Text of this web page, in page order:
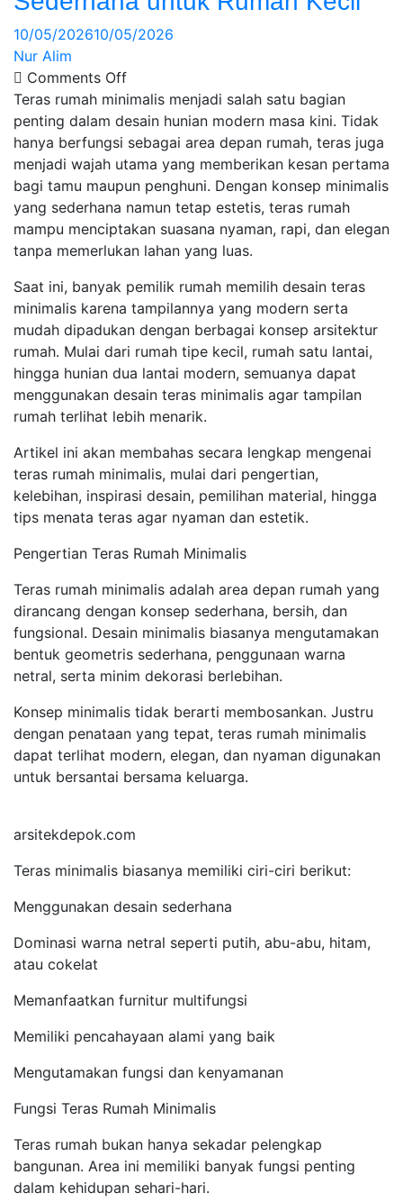
10/05/202610/05/2026
Nur Alim
Comments Off
Teras rumah minimalis menjadi salah satu bagian
penting dalam desain hunian modern masa kini. Tidak
hanya berfungsi sebagai area depan rumah, teras juga
menjadi wajah utama yang memberikan kesan pertama
bagi tamu maupun penghuni. Dengan konsep minimalis
yang sederhana namun tetap estetis, teras rumah
mampu menciptakan suasana nyaman, rapi, dan elegan
tanpa memerlukan lahan yang luas.
Saat ini, banyak pemilik rumah memilih desain teras
minimalis karena tampilannya yang modern serta
mudah dipadukan dengan berbagai konsep arsitektur
rumah. Mulai dari rumah tipe kecil, rumah satu lantai,
hingga hunian dua lantai modern, semuanya dapat
menggunakan desain teras minimalis agar tampilan
rumah terlihat lebih menarik.
Artikel ini akan membahas secara lengkap mengenai
teras rumah minimalis, mulai dari pengertian,
kelebihan, inspirasi desain, pemilihan material, hingga
tips menata teras agar nyaman dan estetik.
Pengertian Teras Rumah Minimalis
Teras rumah minimalis adalah area depan rumah yang
dirancang dengan konsep sederhana, bersih, dan
fungsional. Desain minimalis biasanya mengutamakan
bentuk geometris sederhana, penggunaan warna
netral, serta minim dekorasi berlebihan.
Konsep minimalis tidak berarti membosankan. Justru
dengan penataan yang tepat, teras rumah minimalis
dapat terlihat modern, elegan, dan nyaman digunakan
untuk bersantai bersama keluarga.
arsitekdepok.com
Teras minimalis biasanya memiliki ciri-ciri berikut:
Menggunakan desain sederhana
Dominasi warna netral seperti putih, abu-abu, hitam,
atau cokelat
Memanfaatkan furnitur multifungsi
Memiliki pencahayaan alami yang baik
Mengutamakan fungsi dan kenyamanan
Fungsi Teras Rumah Minimalis
Teras rumah bukan hanya sekadar pelengkap
bangunan. Area ini memiliki banyak fungsi penting
dalam kehidupan sehari-hari.